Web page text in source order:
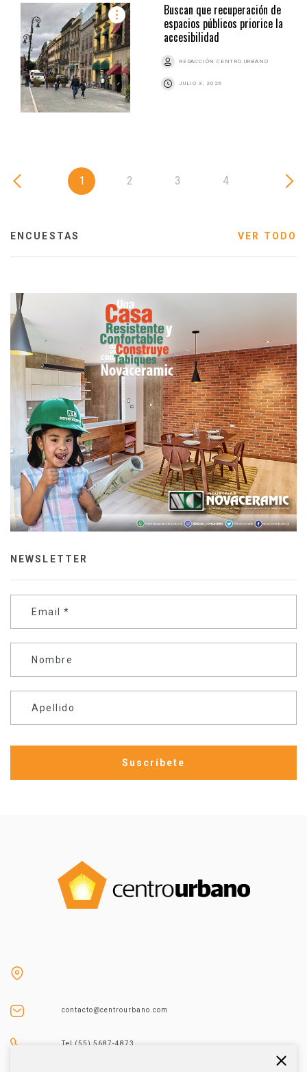
Buscan que recuperación de
espacios públicos priorice la
accesibilidad
REDACCIÓN CENTRO URBANO
JULIO 3, 2026
1 2 3 4
ENCUESTAS VER TODO
NEWSLETTER
Email *
Nombre
Apellido
contacto@centrourbano.com
Tel (55) 5687-4873